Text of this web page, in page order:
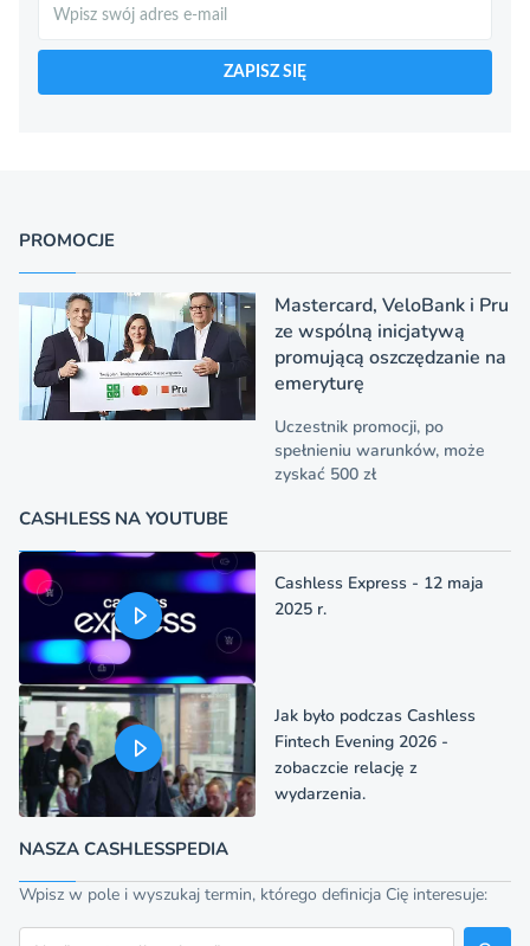
ZAPISZ SIĘ
PROMOCJE
Mastercard, VeloBank i Pru
ze wspólną inicjatywą
promującą oszczędzanie na
emeryturę
Uczestnik promocji, po
spełnieniu warunków, może
zyskać 500 zł
CASHLESS NA YOUTUBE
Cashless Express - 12 maja
2025 r.
Jak było podczas Cashless
Fintech Evening 2026 -
zobaczcie relację z
wydarzenia.
NASZA CASHLESSPEDIA
Wpisz w pole i wyszukaj termin, którego definicja Cię interesuje:
Szukaj